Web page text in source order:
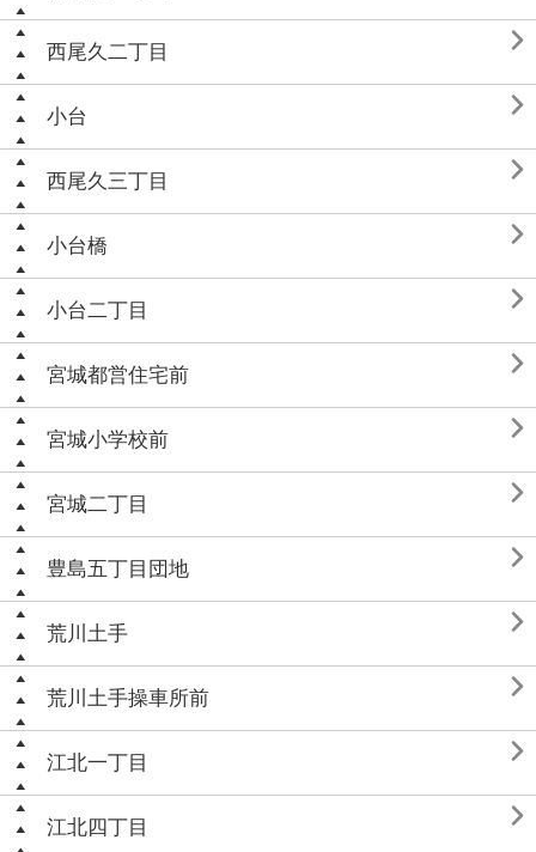
西尾久二丁目 
小台 
西尾久三丁目 
小台橋 
小台二丁目 
宮城都営住宅前 
宮城小学校前 
宮城二丁目 
豊島五丁目団地 
荒川土手 
荒川土手操車所前 
江北一丁目 
江北四丁目 